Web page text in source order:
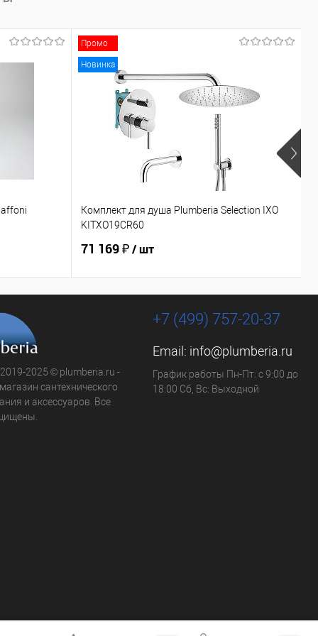
Промо
Новинка
Комплект для душа Plumberia Selection IXO
KITXO19CR60
71 169 ₽/ шт
2025 © plumberia.ru -
сантехнического
и аксессуаров. Все
+7 (499) 757-20-37
Email: info@plumberia.ru
График работы Пн-Пт: с 9:00 до
18:00 Сб, Вс: Выходной